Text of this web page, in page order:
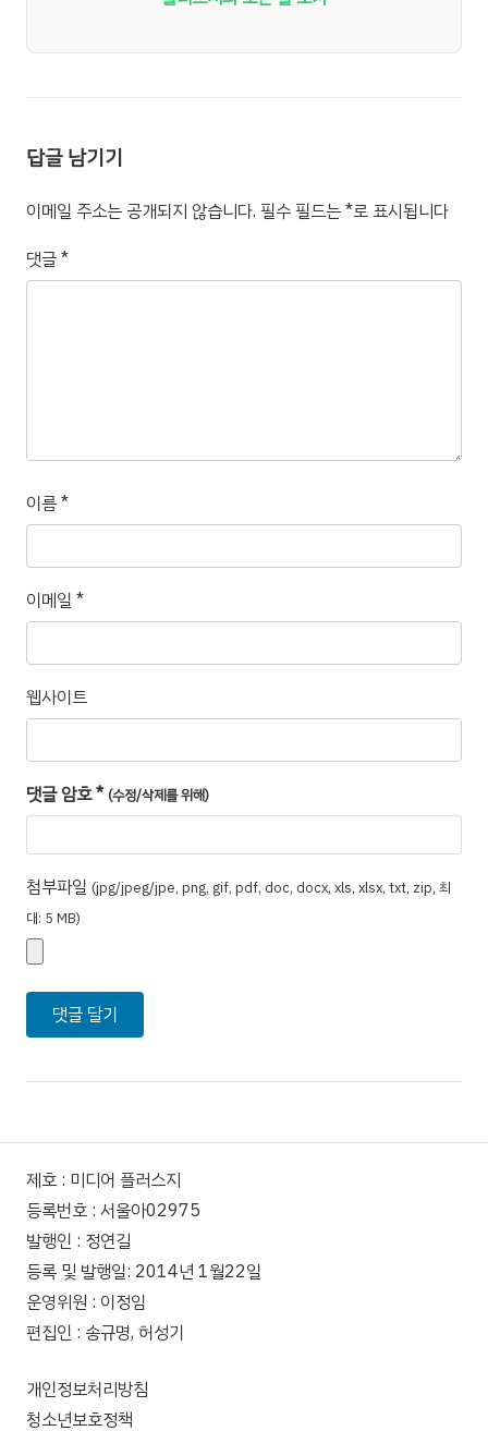
답글 남기기
이메일 주소는 공개되지 않습니다. 필수 필드는*로 표시됩니다
댓글*
이름*
이메일 *
웹사이트
댓글 암호* (수정/삭제를 위해)
첨부파일 (jpg/jpeg/jpe, png, gif, pdf, doc, docx, xls, xlsx, txt, zip, 최
대: 5 MB)
제호 : 미디어 플러스지
등록번호 : 서울아02975
발행인 : 정연길
등록 및 발행일: 2014년 1월22일
운영위원 : 이정임
편집인 : 송규명, 허성기
개인정보처리방침
청소년보호정책